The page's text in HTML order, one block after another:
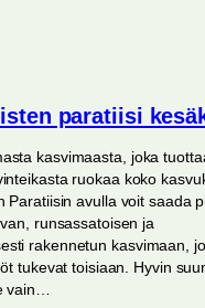
paratiisi
kasvimaasta, joka
ruokaa koko
Paratiisin avulla voit saada
runsassatoisen ja
rakennetun kasvimaan,
tukevat toisiaan. Hyvin
vain…